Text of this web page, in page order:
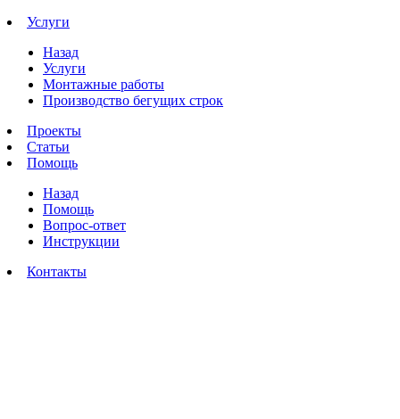
Услуги
Назад
Услуги
Монтажные работы
Производство бегущих строк
Проекты
Статьи
Помощь
Назад
Помощь
Вопрос-ответ
Инструкции
Контакты